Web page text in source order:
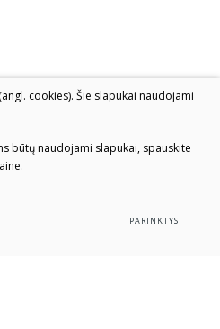
cookies). Šie slapukai naudojami
būtų naudojami slapukai, spauskite
PARINKTYS